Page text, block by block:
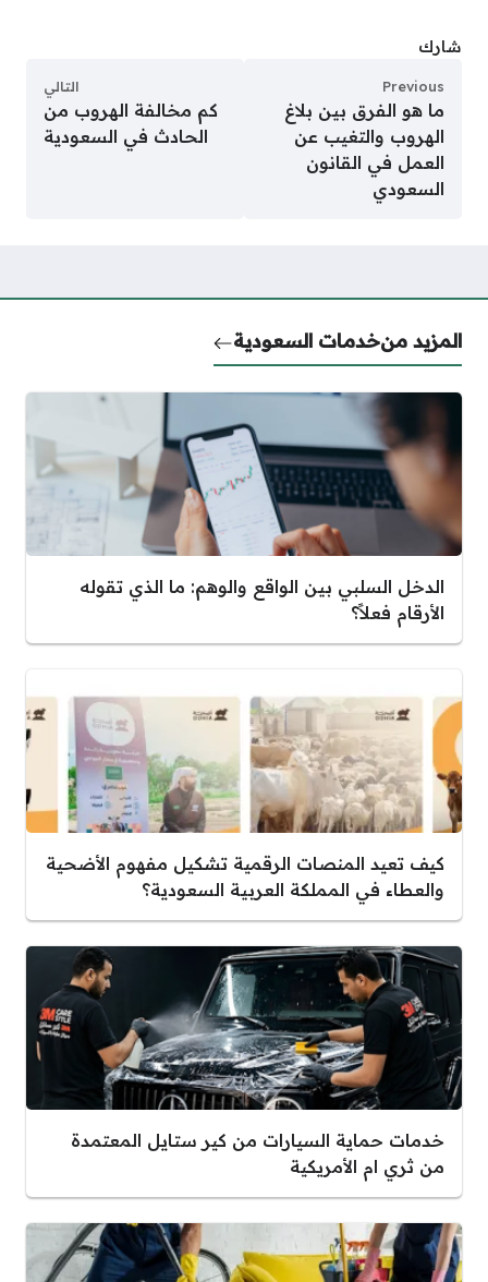
شارك
Previous
ما هو الفرق بين بلاغ
الهروب والتغيب عن
العمل في القانون
السعودي
التالي
كم مخالفة الهروب من
الحادث في السعودية
المزيد منخدمات السعودية
الدخل السلبي بين الواقع والوهم: ما الذي تقوله
الأرقام فعلاً؟
كيف تعيد المنصات الرقمية تشكيل مفهوم الأضحية
والعطاء في المملكة العربية السعودية؟
خدمات حماية السيارات من كير ستايل المعتمدة
من ثري ام الأمريكية